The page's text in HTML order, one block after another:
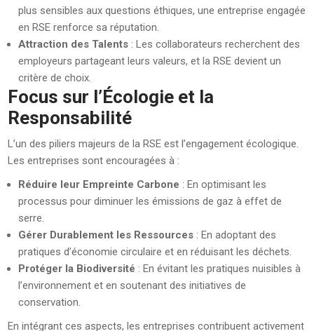
plus sensibles aux questions éthiques, une entreprise engagée
en RSE renforce sa réputation.
Attraction des Talents : Les collaborateurs recherchent des
employeurs partageant leurs valeurs, et la RSE devient un
critère de choix.
Focus sur l’Écologie et la
Responsabilité
L’un des piliers majeurs de la RSE est l’engagement écologique.
Les entreprises sont encouragées à :
Réduire leur Empreinte Carbone : En optimisant les
processus pour diminuer les émissions de gaz à effet de
serre.
Gérer Durablement les Ressources : En adoptant des
pratiques d’économie circulaire et en réduisant les déchets.
Protéger la Biodiversité : En évitant les pratiques nuisibles à
l’environnement et en soutenant des initiatives de
conservation.
En intégrant ces aspects, les entreprises contribuent activement